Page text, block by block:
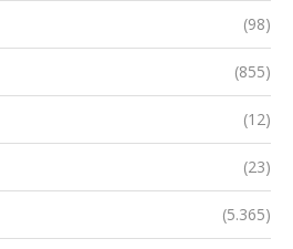
(98)
(855)
(12)
(23)
(5.365)